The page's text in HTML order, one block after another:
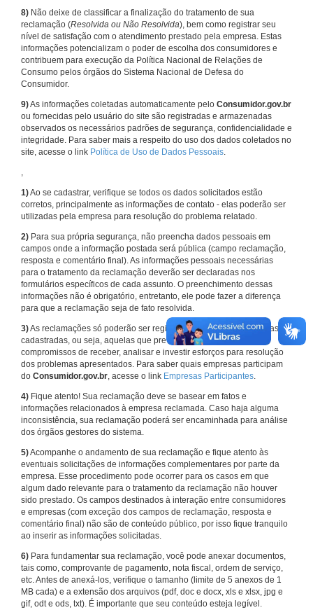
8) Não deixe de classificar a finalização do tratamento de sua
reclamação (Resolvida ou Não Resolvida), bem como registrar seu
nível de satisfação com o atendimento prestado pela empresa. Estas
informações potencializam o poder de escolha dos consumidores e
contribuem para execução da Política Nacional de Relações de
Consumo pelos órgãos do Sistema Nacional de Defesa do
Consumidor.
9)As informações coletadas automaticamente pelo Consumidor.gov.br
ou fornecidas pelo usuário do site são registradas e armazenadas
observados os necessários padrões de segurança, confidencialidade e
integridade. Para saber mais a respeito do uso dos dados coletados no
site, acesse o link Política de Uso de Dados Pessoais.
,
1)Ao se cadastrar, verifique se todos os dados solicitados estão
corretos, principalmente as informações de contato - elas poderão ser
utilizadas pela empresa para resolução do problema relatado.
2) Para sua própria segurança, não preencha dados pessoais em
campos onde a informação postada será pública (campo reclamação,
resposta e comentário final). As informações pessoais necessárias
para o tratamento da reclamação deverão ser declaradas nos
formulários específicos de cada assunto. O preenchimento dessas
informações não é obrigatório, entretanto, ele pode fazer a diferença
para que a reclamação seja de fato resolvida.
3)As reclamações só poderão ser registradas em face de empresas
cadastradas, ou seja, aquelas que previamente assumiram
compromissos de receber, analisar e investir esforços para resolução
dos problemas apresentados. Para saber quais empresas participam
do Consumidor.gov.br, acesse o link Empresas Participantes.
4) Fique atento! Sua reclamação deve se basear em fatos e
informações relacionados à empresa reclamada. Caso haja alguma
inconsistência, sua reclamação poderá ser encaminhada para análise
dos órgãos gestores do sistema.
5)Acompanhe o andamento de sua reclamação e fique atento às
eventuais solicitações de informações complementares por parte da
empresa. Esse procedimento pode ocorrer para os casos em que
algum dado relevante para o tratamento da reclamação não houver
sido prestado. Os campos destinados à interação entre consumidores
e empresas (com exceção dos campos de reclamação, resposta e
comentário final) não são de conteúdo público, por isso fique tranquilo
ao inserir as informações solicitadas.
6) Para fundamentar sua reclamação, você pode anexar documentos,
tais como, comprovante de pagamento, nota fiscal, ordem de serviço,
etc. Antes de anexá-los, verifique o tamanho (limite de 5 anexos de 1
MB cada) e a extensão dos arquivos (pdf, doc e docx, xls e xlsx, jpg e
gif, odt e ods, txt). É importante que seu conteúdo esteja legível.